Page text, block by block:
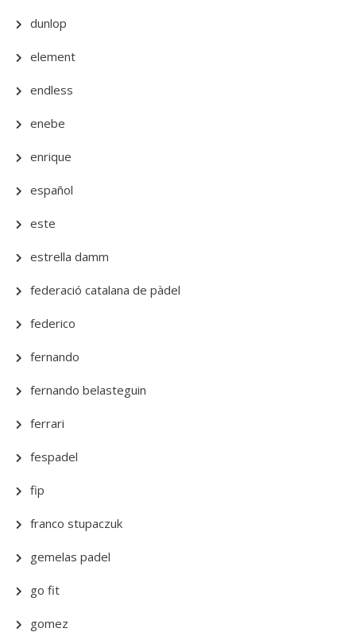
dunlop
element
endless
enebe
enrique
español
este
estrella damm
federació catalana de pàdel
federico
fernando
fernando belasteguin
ferrari
fespadel
fip
franco stupaczuk
gemelas padel
go fit
gomez